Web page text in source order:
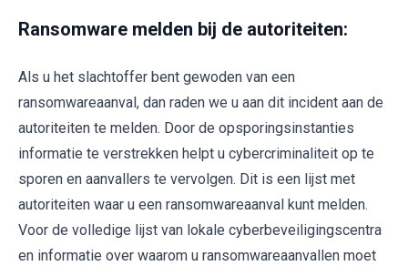
Ransomware melden bij de autoriteiten:
Als u het slachtoffer bent gewoden van een
ransomwareaanval, dan raden we u aan dit incident aan de
autoriteiten te melden. Door de opsporingsinstanties
informatie te verstrekken helpt u cybercriminaliteit op te
sporen en aanvallers te vervolgen. Dit is een lijst met
autoriteiten waar u een ransomwareaanval kunt melden.
Voor de volledige lijst van lokale cyberbeveiligingscentra
en informatie over waarom u ransomwareaanvallen moet